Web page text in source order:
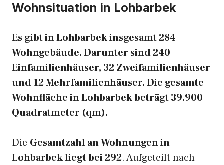
Wohnsituation in Lohbarbek
Es gibt in Lohbarbek insgesamt 284
Wohngebäude. Darunter sind 240
Einfamilienhäuser, 32 Zweifamilienhäuser
und 12 Mehrfamilienhäuser. Die gesamte
Wohnfläche in Lohbarbek beträgt 39.900
Quadratmeter (qm).
Die Gesamtzahl an Wohnungen in
Lohbarbek liegt bei 292. Aufgeteilt nach